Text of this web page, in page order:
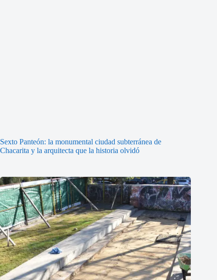
Sexto Panteón: la monumental ciudad subterránea de
Chacarita y la arquitecta que la historia olvidó